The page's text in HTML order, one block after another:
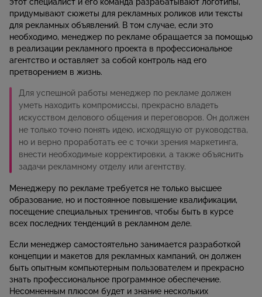
придумывают сюжеты для рекламных роликов или тексты
для рекламных объявлений. В том случае, если это
необходимо, менеджер по рекламе обращается за помощью
в реализации рекламного проекта в профессиональное
агентство и оставляет за собой контроль над его
претворением в жизнь.
Для успешной работы менеджер по рекламе должен
уметь находить компромиссы, прекрасно владеть
искусством делового общения и переговоров. Он должен
не только точно понять идею, исходящую от руководства,
но и верно проработать ее с точки зрения маркетинга,
внести необходимые корректировки, а также объяснить
задачи рекламному отделу или агентству.
Менеджеру по рекламе требуется не только высшее
образование, но и постоянное повышение квалификации,
посещение специальных тренингов, чтобы быть в курсе
всех последних тенденций в рекламном деле.
Если менеджер самостоятельно занимается разработкой
концепции и макетов для рекламных кампаний, он должен
быть опытным компьютерным пользователем и прекрасно
знать профессиональное программное обеспечение.
Несомненным плюсом будет и знание нескольких